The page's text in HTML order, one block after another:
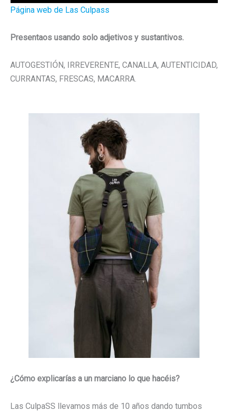
Página web de Las Culpass
Presentaos usando solo adjetivos y sustantivos.
AUTOGESTIÓN, IRREVERENTE, CANALLA, AUTENTICIDAD,
CURRANTAS, FRESCAS, MACARRA.
¿Cómo explicarías a un marciano lo que hacéis?
Las CulpaSS llevamos más de 10 años dando tumbos